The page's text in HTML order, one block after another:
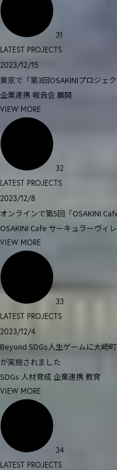
31
LATEST PROJECTS
2023/12/15
東京で「第3回OSAKINIプロジェ
企業連携 報告会展開
VIEW MORE
32
LATEST PROJECTS
2023/12/8
オンラインで第5回「OSAKINI
OSAKINI Cafe サーキュラーヴィ
VIEW MORE
33
LATEST PROJECTS
2023/12/4
Beyond SDGs人生ゲームに大崎
が実施されました
SDGs 人材育成 企業連携 教育
VIEW MORE
34
LATEST PROJECTS